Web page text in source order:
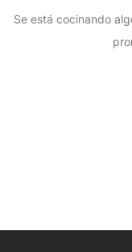
Se está cocinando